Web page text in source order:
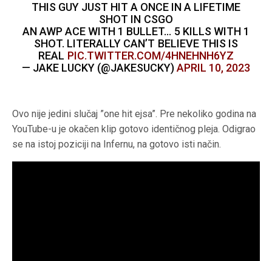
THIS GUY JUST HIT A ONCE IN A LIFETIME
SHOT IN CSGO
AN AWP ACE WITH 1 BULLET… 5 KILLS WITH 1
SHOT. LITERALLY CAN’T BELIEVE THIS IS
REAL PIC.TWITTER.COM/4HNEHNH6YZ
— JAKE LUCKY (@JAKESUCKY)APRIL 10, 2023
Ovo nije jedini slučaj ”one hit ejsa”. Pre nekoliko godina na
YouTube-u je okačen klip gotovo identičnog pleja. Odigrao
se na istoj poziciji na Infernu, na gotovo isti način.